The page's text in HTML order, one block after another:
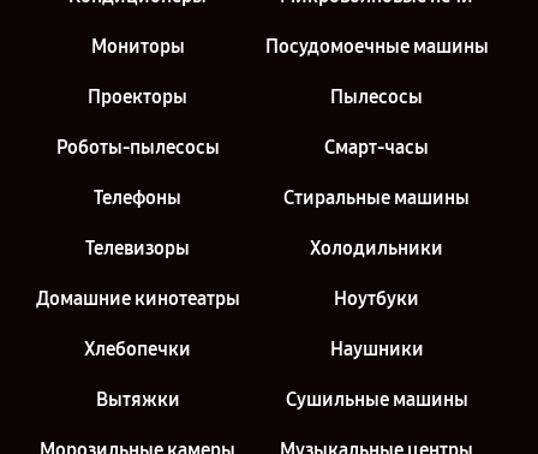
Мониторы Посудомоечные машины
Проекторы Пылесосы
Роботы-пылесосы Смарт-часы
Телефоны Стиральные машины
Телевизоры Холодильники
Домашние кинотеатры Ноутбуки
Хлебопечки Наушники
Вытяжки Сушильные машины